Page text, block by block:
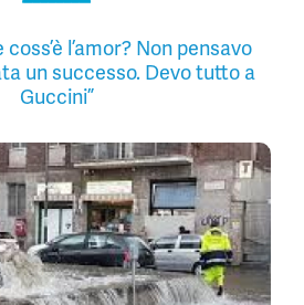
coss’è l’amor? Non pensavo
un successo. Devo tutto a
Guccini”